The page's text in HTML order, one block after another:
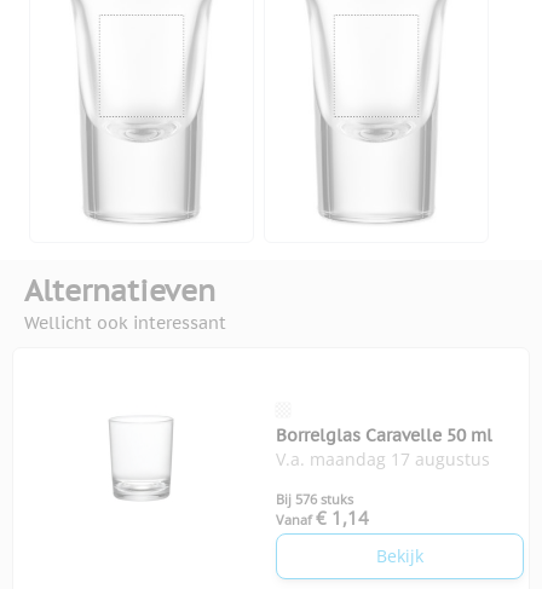
Alternatieven
Wellicht ook interessant
Borrelglas Caravelle 50 ml
V.a. maandag 17 augustus
Bij 576 stuks
Vanaf € 1,14
Bekijk